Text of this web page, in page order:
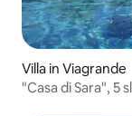
Villa in Viagrande
"Casa di Sara", 5